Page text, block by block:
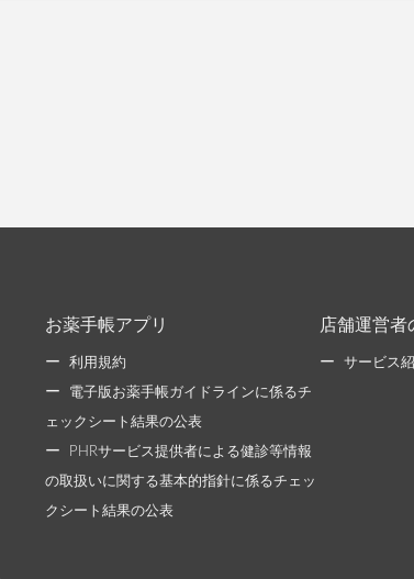
お薬手帳アプリ
利用規約
電子版お薬手帳ガイドラインに係るチ
ェックシート結果の公表
PHRサービス提供者による健診等情報
の取扱いに関する基本的指針に係るチェッ
クシート結果の公表
店舗運営者
サービス